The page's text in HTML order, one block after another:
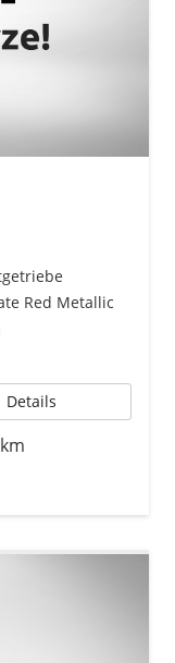
Red Metallic
Details